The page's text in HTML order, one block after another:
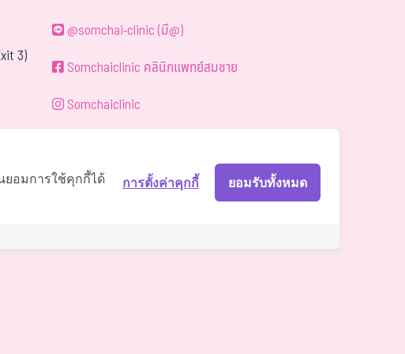
3)
@somchai-clinic (มี@)
Somchaiclinic คลินิกแพทย์สมชาย
Somchaiclinic
Somchai Clinic
ยอมการใช้คุกกี้ได้
ยอมรับทั้งหมด
การตั้งค่าคุกกี้